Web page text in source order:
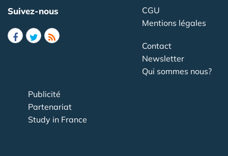
Suivez-nous
CGU
Mentions légales
Contact
Newsletter
Qui sommes nous?
Publicité
Partenariat
Study in France